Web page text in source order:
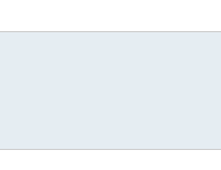
堂2单机
新群